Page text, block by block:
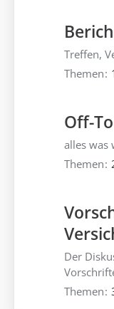
Treffen,
Themen
Off-
alles was
Themen
Der
Themen